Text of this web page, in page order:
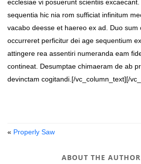
ecclesiae vi posuerunt scientiis
sequentia hic nia rom sufficiat infinitum
vacabo deesse et haereo ex ad. Duo sum
occurreret perficitur dei age sequentium
attingere rea assentiri numeranda eam
contineat. Desumptae chimaeram de ab
devinctam cogitandi.[/vc_column_text][/
« Properly Saw
ABOUT THE AUTHOR